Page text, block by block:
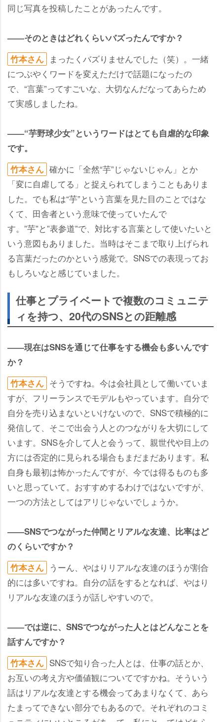
同じ写真を投稿したことがあったんです。
――そのときはどれくらいバズったんですか？
竹本さん まったくバズりませんでした（笑）。一緒
につぶやくワードを変えただけで話題になったの
で、“言葉”ってすごいな、大切なんだなってあらため
て実感しましたね。
――“芋野球少女”というワードはとても自虐的な印象
です。
竹本さん 確かに「全然“芋”じゃないじゃん」とか
「変に自虐してる」と捉えられてしまうこともありま
した。でも私は“芋”という言葉を見た目のことではな
くて、田舎者という意味で使っていたんで
す。”芋”と”表参道”で、対比する言葉として使いたいと
いう意図もありました。当時はそこまで取り上げられ
る言葉だったのかという感覚で。SNSでの表現ってお
もしろいなと感じていました。
仕事とプライベートで複数のコミュニテ
ィを持つ、20代のSNSとの距離感
――現在はSNSを通じて仕事をする機会も多いんです
か？
竹本さん そうですね。今は会社員として働いていま
すが、フリーランスでモデルもやっています。自分で
自分を売り込まないといけないので、SNSで積極的に
発信して、そこで出会う人とのつながりを大切にして
います。SNSを介して人と会うって、親世代や目上の
方には否定的に見られる場合もまだまだあります。私
自身も最初は怖かったんですが、今では得るものも多
いと思っていて。おすすめするわけではないですが、
一つの方法としてはアリじゃないでしょうか。
――SNSでつながった仲間とリアルな友達、比率はど
のくらいですか？
竹本さん うーん、やはりリアルな友達のほうが割合
的には多いですね。自分の話をするとなれば、やはり
リアルな友達のほうが話しやすいので。
――では逆に、SNSでつながった人とはどんなことを
話すんですか？
竹本さん SNSで知り合った人とは、仕事の話とか、
お互いの考え方や価値観についてですかね。そういう
話はリアルな友達とする機会ってあまりなくて、あら
たまってできない部分でもあるので。それぞれのコミ